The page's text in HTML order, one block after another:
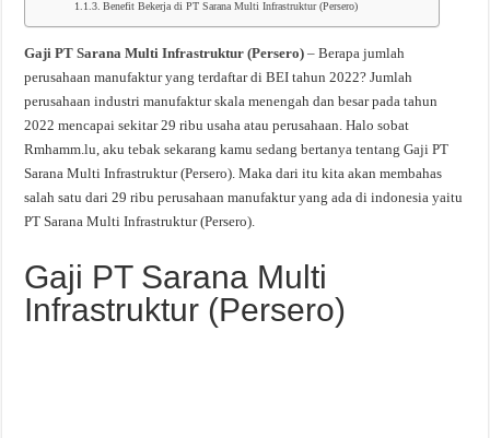
Benefit Bekerja di PT Sarana Multi Infrastruktur (Persero)
Gaji PT Sarana Multi Infrastruktur (Persero) – Berapa jumlah
perusahaan manufaktur yang terdaftar di BEI tahun 2022? Jumlah
perusahaan industri manufaktur skala menengah dan besar pada tahun
2022 mencapai sekitar 29 ribu usaha atau perusahaan. Halo sobat
Rmhamm.lu, aku tebak sekarang kamu sedang bertanya tentang Gaji PT
Sarana Multi Infrastruktur (Persero). Maka dari itu kita akan membahas
salah satu dari 29 ribu perusahaan manufaktur yang ada di indonesia yaitu
PT Sarana Multi Infrastruktur (Persero).
Gaji PT Sarana Multi
Infrastruktur (Persero)